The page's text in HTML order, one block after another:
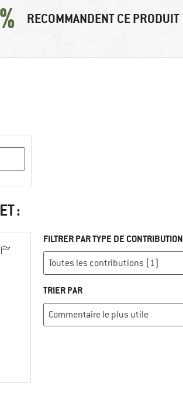
RECOMMANDENT CE PRODUIT
:
FILTRER PAR TYPE DE CONTRIBUTION
TRIER PAR